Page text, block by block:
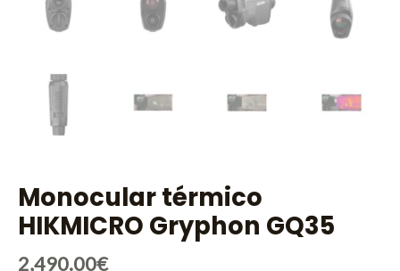
Monocular térmico
HIKMICRO Gryphon GQ35
2,490.00€